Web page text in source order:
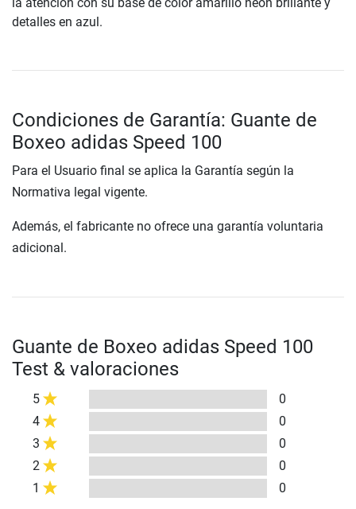
la atención con su base de color amarillo neón brillante y
detalles en azul.
Condiciones de Garantía: Guante de
Boxeo adidas Speed 100
Para el Usuario final se aplica la Garantía según la
Normativa legal vigente.
Además, el fabricante no ofrece una garantía voluntaria
adicional.
Guante de Boxeo adidas Speed 100
Test & valoraciones
5
0
4
0
3
0
2
0
1
0